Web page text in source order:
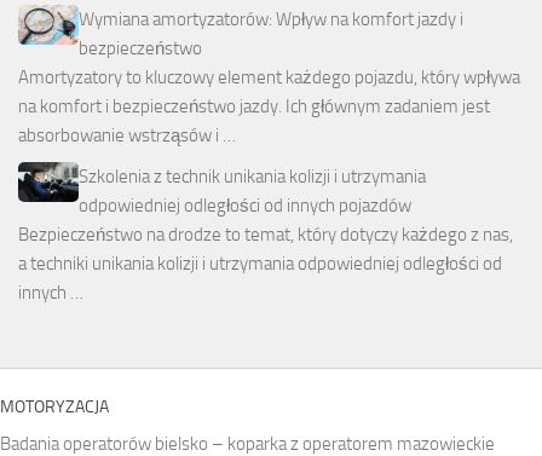
Wymiana amortyzatorów: Wpływ na komfort jazdy i
bezpieczeństwo
Amortyzatory to kluczowy element każdego pojazdu, który wpływa
na komfort i bezpieczeństwo jazdy. Ich głównym zadaniem jest
absorbowanie wstrząsów i …
Szkolenia z technik unikania kolizji i utrzymania
odpowiedniej odległości od innych pojazdów
Bezpieczeństwo na drodze to temat, który dotyczy każdego z nas,
a techniki unikania kolizji i utrzymania odpowiedniej odległości od
innych …
MOTORYZACJA
Badania operatorów bielsko – koparka z operatorem mazowieckie